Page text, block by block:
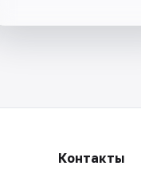
Контакты